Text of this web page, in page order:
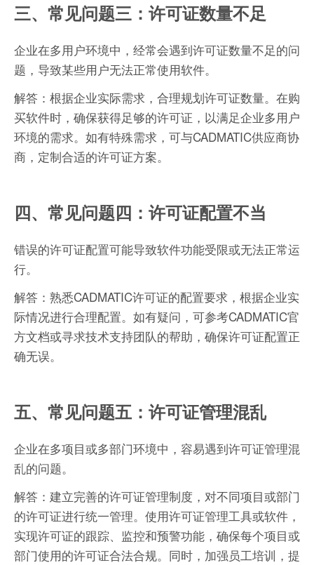
三、常见问题三：许可证数量不足
企业在多用户环境中，经常会遇到许可证数量不足的问
题，导致某些用户无法正常使用软件。
解答：根据企业实际需求，合理规划许可证数量。在购
买软件时，确保获得足够的许可证，以满足企业多用户
环境的需求。如有特殊需求，可与CADMATIC供应商协
商，定制合适的许可证方案。
四、常见问题四：许可证配置不当
错误的许可证配置可能导致软件功能受限或无法正常运
行。
解答：熟悉CADMATIC许可证的配置要求，根据企业实
际情况进行合理配置。如有疑问，可参考CADMATIC官
方文档或寻求技术支持团队的帮助，确保许可证配置正
确无误。
五、常见问题五：许可证管理混乱
企业在多项目或多部门环境中，容易遇到许可证管理混
乱的问题。
解答：建立完善的许可证管理制度，对不同项目或部门
的许可证进行统一管理。使用许可证管理工具或软件，
实现许可证的跟踪、监控和预警功能，确保每个项目或
部门使用的许可证合法合规。同时，加强员工培训，提